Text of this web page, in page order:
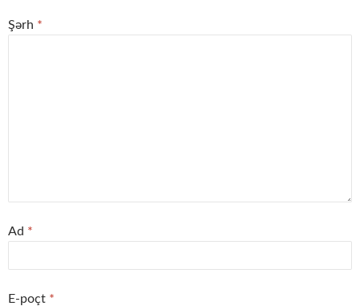
Şərh *
Ad *
E-poçt *